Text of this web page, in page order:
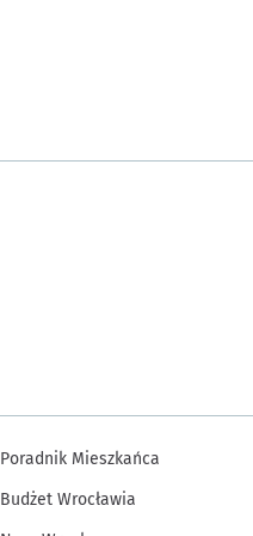
Poradnik Mieszkańca
Budżet Wrocławia